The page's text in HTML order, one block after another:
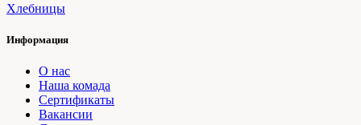
Хлебницы
Информация
О нас
Наша комада
Сертификаты
Вакансии